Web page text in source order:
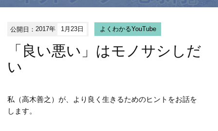
公開日：2017年 1月23日 よくわかるYouTube
「良い悪い」はモノサシしだ
い
私（高木善之）が、より良く生きるためのヒントをお話を
します。